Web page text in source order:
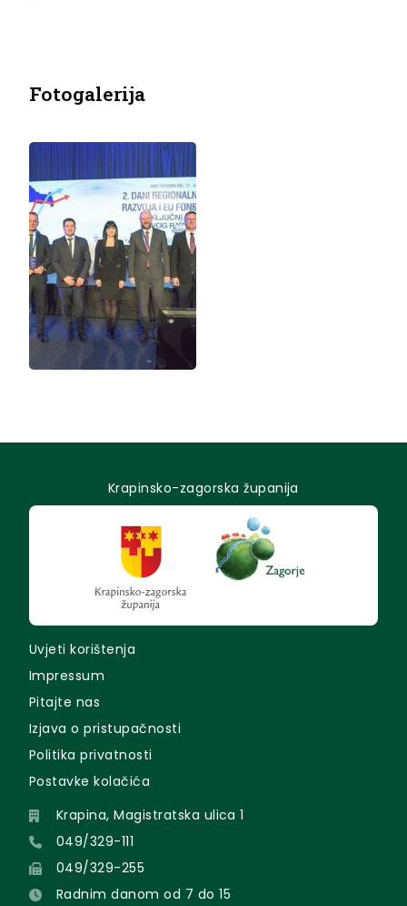
Fotogalerija
Krapinsko-zagorska županija
Uvjeti korištenja
Impressum
Pitajte nas
Izjava o pristupačnosti
Politika privatnosti
Postavke kolačića
Krapina, Magistratska ulica 1
049/329-111
049/329-255
Radnim danom od 7 do 15